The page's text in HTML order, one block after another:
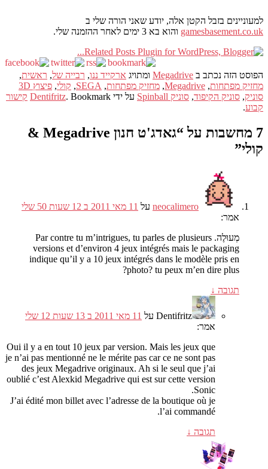
למעוניינים בזבל הקטן אלה, יודע שאני הורה שלי ב
gamesbasement.co.uk והוא בא 3 ימים לאחר ההזמנה שלי.
הפוסט הזה נכתב ב Megadrive ומתויג ארקייד ננו, רבייה של, ראשית,
מחזיק מפתחות,
Megadrive
, מחזיק מפתחות,
SEGA
, קולי,
פיצוץ 3D
סוניק, סוניק הקיפוד, סוניק Spinball על ידי Dentifritz. Bookmark
קישור
קבוע.
7 מחשבות על “
גאדג'ט חנון Megadrive &
קולי”
neocalimero על 11 מאי 2011 ב 12 שעות 50 שלי
אמר:
מְעוּלֶה.
Par contre tu m’intrigues, tu parles de plusieurs
versions et d’environ 4 jeux intégrés mais le packaging
indique qu’il y a 10 jeux intégrés dans le modèle pris en
photo? tu peux m’en dire plus
?
תגובה ↓
Dentifritz על 11 מאי 2011 ב 13 שעות 12 שלי
אמר:
Oui il y a en tout 10 jeux par version. Mais les jeux que
je n’ai pas mentionné ne le mérite pas car ce ne sont pas
des jeux Megadrive originaux. Ah si le seul que j’ai
oublié c’est Alexkid Megadrive qui est sur cette version
Sonic
.
J’ai édité mon billet avec l’adresse de la boutique où je
l’ai commandé
.
תגובה ↓